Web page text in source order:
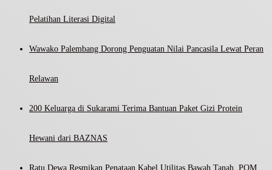
Pelatihan Literasi Digital
Wawako Palembang Dorong Penguatan Nilai Pancasila Lewat Peran
Relawan
200 Keluarga di Sukarami Terima Bantuan Paket Gizi Protein
Hewani dari BAZNAS
Ratu Dewa Resmikan Penataan Kabel Utilitas Bawah Tanah, POM